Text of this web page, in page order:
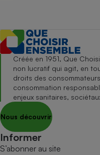
Créée en 1951, Que
non lucratif qui agit, en
droits des
consommation
enjeux sanitaires,
Nous découvrir
Informer
S’abonner au site